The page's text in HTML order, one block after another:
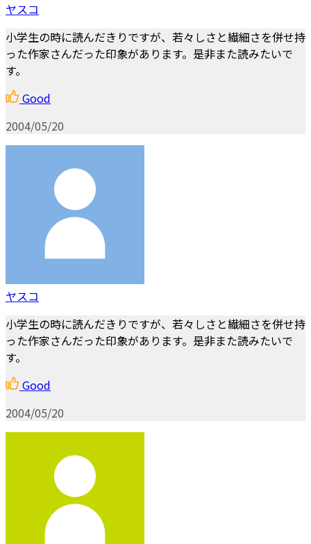
ヤスコ
小学生の時に読んだきりですが、若々しさと繊細さを併せ持
った作家さんだった印象があります。是非また読みたいで
す。
Good
2004/05/20
ヤスコ
小学生の時に読んだきりですが、若々しさと繊細さを併せ持
った作家さんだった印象があります。是非また読みたいで
す。
Good
2004/05/20